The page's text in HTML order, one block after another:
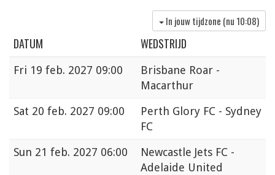
In jouw tijdzone (nu 10:08)
DATUM WEDSTRIJD
Fri 19 feb. 2027 09:00
Brisbane Roar -
Macarthur
Sat 20 feb. 2027 09:00
Perth Glory FC - Sydney
FC
Sun 21 feb. 2027 06:00
Newcastle Jets FC -
Adelaide United